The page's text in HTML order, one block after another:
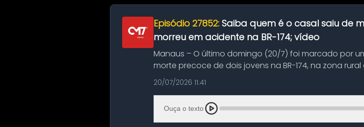
Episódio 27852: Saiba quem é o casal saiu de
morreu em acidente na BR-174; vídeo
Manaus – O último domingo (20/7) foi marcado por
morte precoce de dois jovens na BR-174, na zona
típico café regio...
20/07/2026 11:41
Ouça o texto